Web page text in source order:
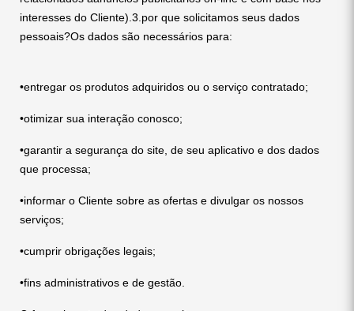
interesses do Cliente).3.por que solicitamos seus dados
pessoais?Os dados são necessários para:
•entregar os produtos adquiridos ou o serviço contratado;
•otimizar sua interação conosco;
•garantir a segurança do site, de seu aplicativo e dos dados
que processa;
•informar o Cliente sobre as ofertas e divulgar os nossos
serviços;
•cumprir obrigações legais;
•fins administrativos e de gestão.